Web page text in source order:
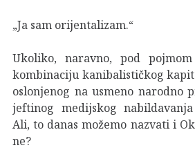
„Ja sam orijentalizam.“
Ukoliko, naravno, pod pojmom
kombinaciju kanibalističkog
oslonjenog na usmeno narodno
jeftinog medijskog
Ali, to danas možemo nazvati i
ne?